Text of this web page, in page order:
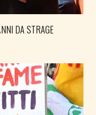
DA STRAGE